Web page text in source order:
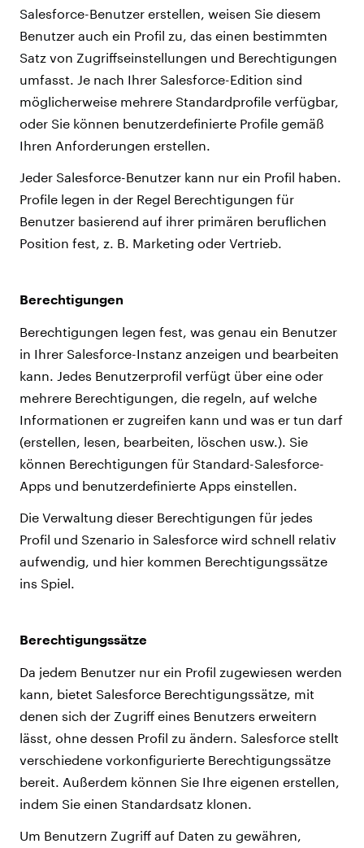
Salesforce-Benutzer erstellen, weisen Sie diesem
Benutzer auch ein Profil zu, das einen bestimmten
Satz von Zugriffseinstellungen und Berechtigungen
umfasst. Je nach Ihrer Salesforce-Edition sind
möglicherweise mehrere Standardprofile verfügbar,
oder Sie können benutzerdefinierte Profile gemäß
Ihren Anforderungen erstellen.
Jeder Salesforce-Benutzer kann nur ein Profil haben.
Profile legen in der Regel Berechtigungen für
Benutzer basierend auf ihrer primären beruflichen
Position fest, z. B. Marketing oder Vertrieb.
Berechtigungen
Berechtigungen legen fest, was genau ein Benutzer
in Ihrer Salesforce-Instanz anzeigen und bearbeiten
kann. Jedes Benutzerprofil verfügt über eine oder
mehrere Berechtigungen, die regeln, auf welche
Informationen er zugreifen kann und was er tun darf
(erstellen, lesen, bearbeiten, löschen usw.). Sie
können Berechtigungen für Standard-Salesforce-
Apps und benutzerdefinierte Apps einstellen.
Die Verwaltung dieser Berechtigungen für jedes
Profil und Szenario in Salesforce wird schnell relativ
aufwendig, und hier kommen Berechtigungssätze
ins Spiel.
Berechtigungssätze
Da jedem Benutzer nur ein Profil zugewiesen werden
kann, bietet Salesforce Berechtigungssätze, mit
denen sich der Zugriff eines Benutzers erweitern
lässt, ohne dessen Profil zu ändern. Salesforce stellt
verschiedene vorkonfigurierte Berechtigungssätze
bereit. Außerdem können Sie Ihre eigenen erstellen,
indem Sie einen Standardsatz klonen.
Um Benutzern Zugriff auf Daten zu gewähren,